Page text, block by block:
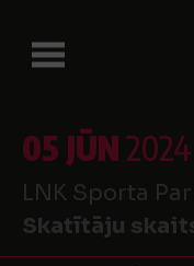
05 JŪN2024
LNK Sporta
Skatītāju